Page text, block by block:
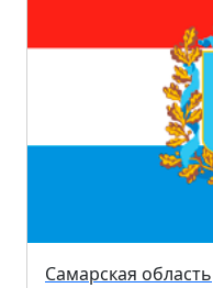
Самарская область